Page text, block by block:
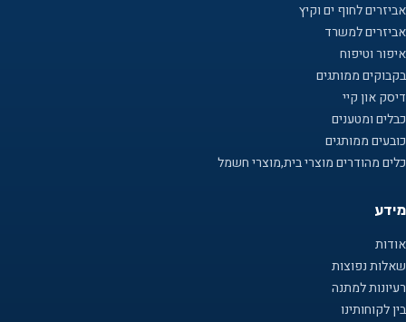
אביזרים לחוף ים וקיץ
אביזרים למשרד
איפור וטיפוח
בקבוקים ממותגים
דיסק און קיי
כבלים ומטענים
כובעים ממותגים
כלים מהודרים מוצרי בית,מוצרי חשמל
מידע
אודות
שאלות נפוצות
רעיונות למתנה
בין לקוחותינו